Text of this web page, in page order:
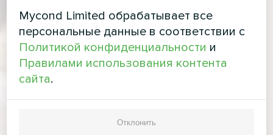
Mycond Limited обрабатывает все
персональные данные в соответствии с
Политикой конфиденциальности и
Правилами использования контента
сайта.
Отклонить